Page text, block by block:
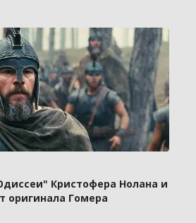
Кристофера Нолана и
оригинала Гомера